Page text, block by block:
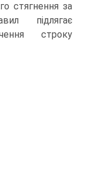
стягнення за
підлягає
строку